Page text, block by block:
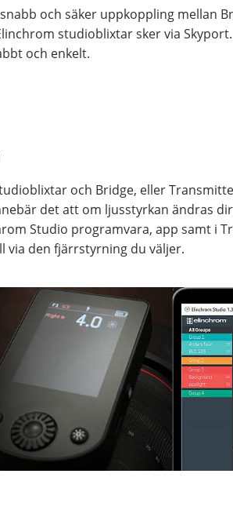
och säker uppkoppling mellan
studioblixtar sker via
och enkelt.
och Bridge, eller
det att om ljusstyrkan ändras
Studio programvara, app samt i
via den fjärrstyrning du väljer.